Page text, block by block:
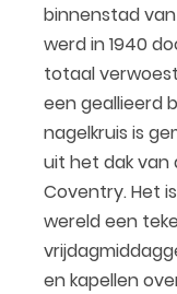
binnenstad
werd in 1940
totaal
een geallieerd
nagelkruis is
uit het dak van
Coventry. Het
wereld een
en kapellen